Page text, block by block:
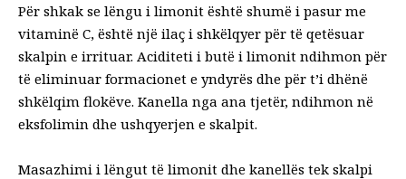
Për shkak se lëngu i limonit është shumë i pasur me
vitaminë C, është një ilaç i shkëlqyer për të qetësuar
skalpin e irrituar. Aciditeti i butë i limonit ndihmon për
të eliminuar formacionet e yndyrës dhe për t’i dhënë
shkëlqim flokëve. Kanella nga ana tjetër, ndihmon në
eksfolimin dhe ushqyerjen e skalpit.
Masazhimi i lëngut të limonit dhe kanellës tek skalpi